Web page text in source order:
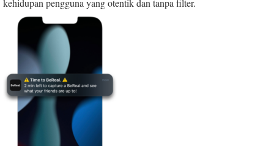
kehidupan pengguna yang otentik dan tanpa filter.